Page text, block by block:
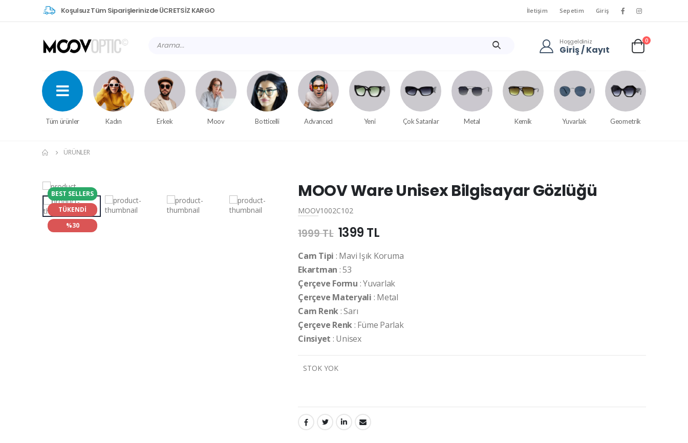
Koşulsuz Tüm Siparişlerinizde ÜCRETSİZ KARGO İletişim Sepetim Giriş
Hoşgeldiniz
Giriş / Kayıt
0
Tüm ürünler Kadın Erkek Moov Botticelli Advanced Yeni Çok Satanlar Metal Kemik Yuvarlak Geometrik
ÜRÜNLER
BEST SELLERS
TÜKENDİ
%30
MOOV Ware Unisex Bilgisayar Gözlüğü
MOOV1002C102
1999 TL 1399 TL
Cam Tipi : Mavi Işık Koruma
Ekartman : 53
Çerçeve Formu : Yuvarlak
Çerçeve Materyali : Metal
Cam Renk: Sarı
Çerçeve Renk: Füme Parlak
Cinsiyet : Unisex
STOK YOK
PAYLAŞ: